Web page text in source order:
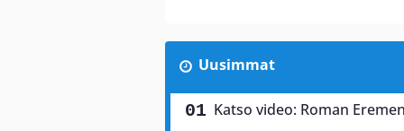
Uusimmat
Katso video: Roman